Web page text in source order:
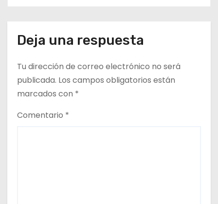
Deja una respuesta
Tu dirección de correo electrónico no será
publicada. Los campos obligatorios están
marcados con *
Comentario *